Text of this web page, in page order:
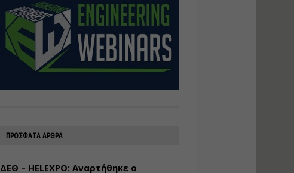
ΠΡΟΣΦΑΤΑ ΑΡΘΡΑ
ΔΕΘ – HELEXPO: Αναρτήθηκε ο
Διάρκεια: 16 ώρες
Αρχιτεκτονικός
Σχεδιασμός με το
Rhinoceros